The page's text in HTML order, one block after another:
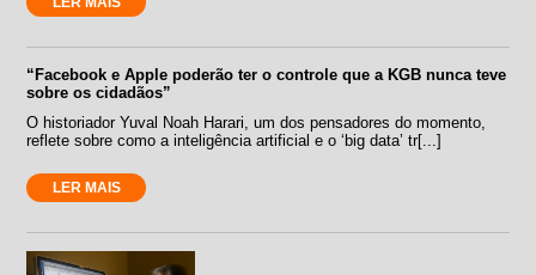
“Facebook e Apple poderão ter o controle que a KGB nunca teve
sobre os cidadãos”
O historiador Yuval Noah Harari, um dos pensadores do momento,
reflete sobre como a inteligência artificial e o ‘big data’ tr[...]
LER MAIS